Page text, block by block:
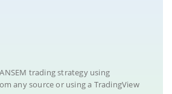
trading strategy using
any source or using a TradingView